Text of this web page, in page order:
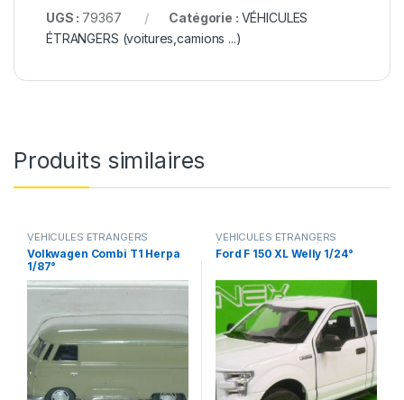
UGS : 79367 Catégorie : VÉHICULES
ÉTRANGERS (voitures,camions ...)
Produits similaires
VÉHICULES ÉTRANGERS
(voitures,camions ...)
Volkwagen Combi T1 Herpa
1/87°
VÉHICULES ÉTRANGERS
(voitures,camions ...)
Ford F 150 XL Welly 1/24°